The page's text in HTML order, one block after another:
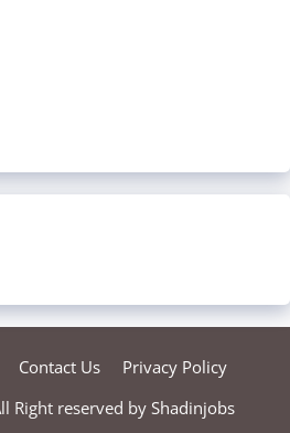
Contact Us
Privacy Policy
Right reserved by Shadinjobs